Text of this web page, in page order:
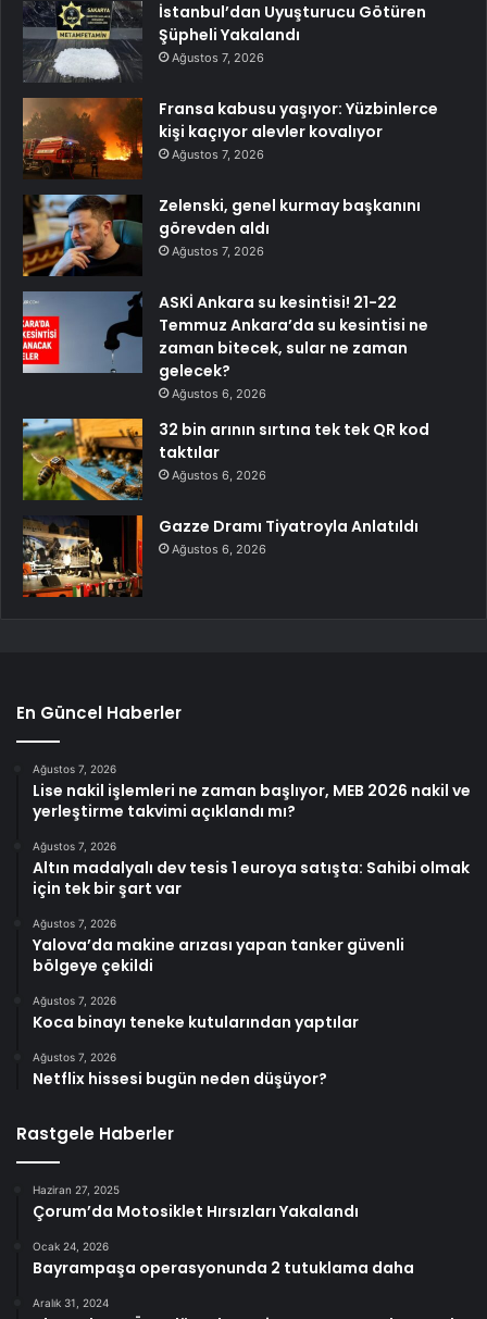
İstanbul’dan Uyuşturucu Götüren
Şüpheli Yakalandı
Ağustos 7, 2026
Fransa kabusu yaşıyor: Yüzbinlerce
kişi kaçıyor alevler kovalıyor
Ağustos 7, 2026
Zelenski, genel kurmay başkanını
görevden aldı
Ağustos 7, 2026
ASKİ Ankara su kesintisi! 21-22
Temmuz Ankara’da su kesintisi ne
zaman bitecek, sular ne zaman
gelecek?
Ağustos 6, 2026
32 bin arının sırtına tek tek QR kod
taktılar
Ağustos 6, 2026
Gazze Dramı Tiyatroyla Anlatıldı
Ağustos 6, 2026
En Güncel Haberler
Ağustos 7, 2026
Lise nakil işlemleri ne zaman başlıyor, MEB 2026 nakil ve
yerleştirme takvimi açıklandı mı?
Ağustos 7, 2026
Altın madalyalı dev tesis 1 euroya satışta: Sahibi olmak
için tek bir şart var
Ağustos 7, 2026
Yalova’da makine arızası yapan tanker güvenli
bölgeye çekildi
Ağustos 7, 2026
Koca binayı teneke kutularından yaptılar
Ağustos 7, 2026
Netflix hissesi bugün neden düşüyor?
Rastgele Haberler
Haziran 27, 2025
Çorum’da Motosiklet Hırsızları Yakalandı
Ocak 24, 2026
Bayrampaşa operasyonunda 2 tutuklama daha
Aralık 31, 2024